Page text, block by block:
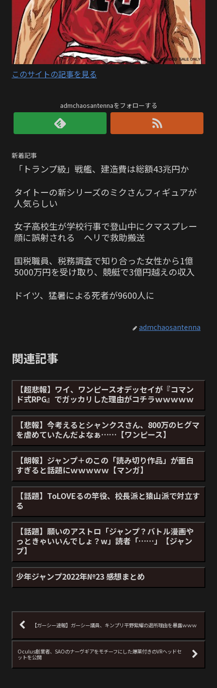
このサイトの記事を見る
admchaosantennaをフォローする
新着記事
「トランプ級」戦艦、建造費は総額43兆円か
タイトーの新シリーズのミクさんフィギュアが
人気らしい
女子高校生が学校行事で登山中にクマスプレー
顔に誤射される ヘリで救助搬送
国税職員、税務調査で知り合った女性から1億
5000万円を受け取り、競艇で3億円越えの収入
ドイツ、猛暑による死者が9600人に
admchaosantenna
関連記事
【超悲報】ワイ、ワンピースオデッセイが『コマン
ド式RPG』でガッカリした理由がコチラｗｗｗｗｗ
【悲報】今考えるとシャンクスさん、800万のヒグマ
を虐めていたんだよなぁ……【ワンピース】
【朗報】ジャンプ＋のこの「読み切り作品」が面白
すぎると話題にｗｗｗｗｗ【マンガ】
【話題】ToLOVEるの竿役、校長派と猿山派で対立す
る
【話題】願いのアストロ「ジャンプ？バトル漫画や
っときゃいいんでしょ？w」読者「……」【ジャン
プ】
少年ジャンプ2022年№23 感想まとめ
【ガーシー速報】ガーシー議員、キンプリ平野紫耀の退所理由を暴露ｗｗｗ
Oculus創業者、SAOのナーヴギアをモチーフにした爆薬付きのVRヘッドセ
ットを公開